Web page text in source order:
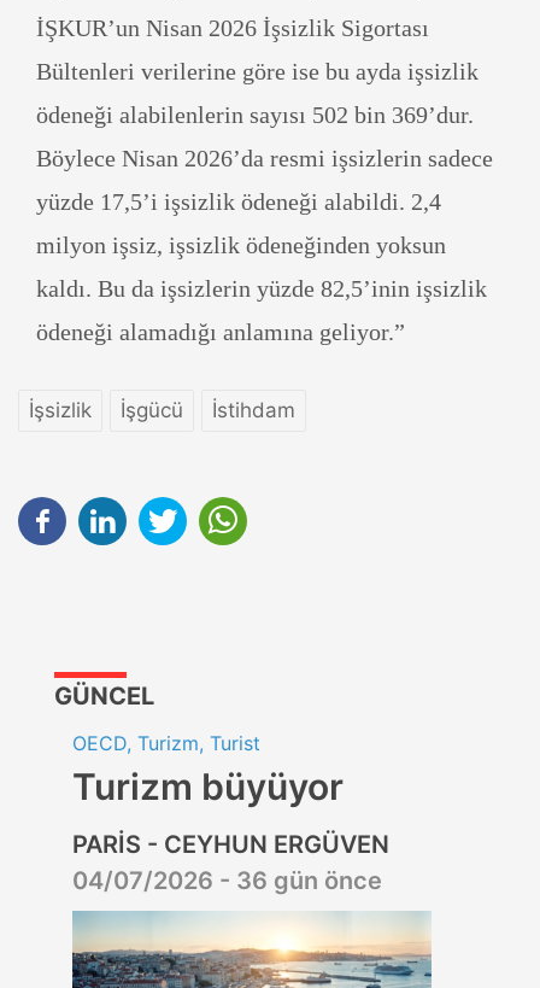
İŞKUR’un Nisan 2026 İşsizlik Sigortası
Bültenleri verilerine göre ise bu ayda işsizlik
ödeneği alabilenlerin sayısı 502 bin 369’dur.
Böylece Nisan 2026’da resmi işsizlerin sadece
yüzde 17,5’i işsizlik ödeneği alabildi. 2,4
milyon işsiz, işsizlik ödeneğinden yoksun
kaldı. Bu da işsizlerin yüzde 82,5’inin işsizlik
ödeneği alamadığı anlamına geliyor.”
İşsizlik İşgücü İstihdam
GÜNCEL
OECD, Turizm, Turist
Turizm büyüyor
PARİS - CEYHUN ERGÜVEN
04/07/2026 - 36 gün önce